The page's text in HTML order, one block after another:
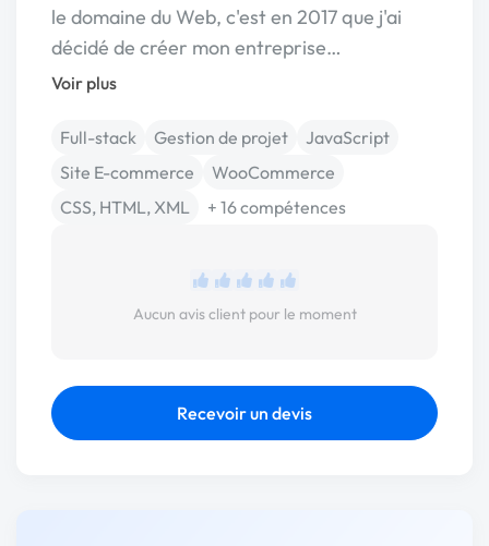
le domaine du Web, c'est en 2017 que j'ai
décidé de créer mon entreprise…
Voir plus
Full-stack Gestion de projet
JavaScript
Site E-commerce
WooCommerce
CSS, HTML, XML
+ 16 compétences
Aucun avis client pour le moment
Recevoir un devis